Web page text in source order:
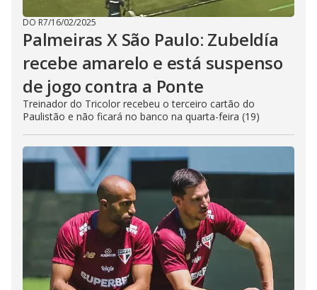
DO R7/16/02/2025
Palmeiras X São Paulo: Zubeldía
recebe amarelo e está suspenso
de jogo contra a Ponte
Treinador do Tricolor recebeu o terceiro cartão do
Paulistão e não ficará no banco na quarta-feira (19)